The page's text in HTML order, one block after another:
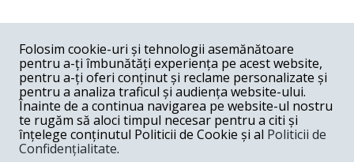
COMENTARII
Nume
Email
Folosim cookie-uri și tehnologii asemănătoare
pentru a-ți îmbunătăți experiența pe acest website,
pentru a-ți oferi conținut și reclame personalizate și
pentru a analiza traficul și audiența website-ului.
Înainte de a continua navigarea pe website-ul nostru
te rugăm să aloci timpul necesar pentru a citi și
înțelege conținutul Politicii de Cookie și al Politicii de
Confidențialitate.